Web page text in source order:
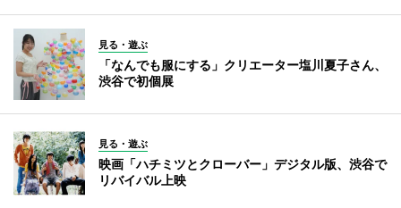
見る・遊ぶ
「なんでも服にする」クリエーター塩川夏子さん、
渋谷で初個展
見る・遊ぶ
映画「ハチミツとクローバー」デジタル版、渋谷で
リバイバル上映